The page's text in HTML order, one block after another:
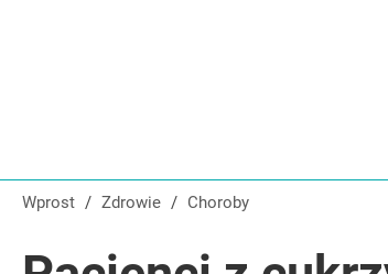
Wprost / Zdrowie / Choroby